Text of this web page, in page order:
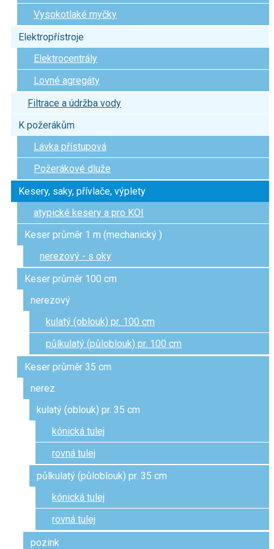
Vysokotlaké myčky
Elektropřístroje
Elektrocentrály
Lovné agregáty
Filtrace a údržba vody
K požerákům
Lávka přístupová
Požerákové dluže
Kesery, saky, přívlače, výplety
atypické kesery a pro KOI
Keser průměr 1 m (mechanický )
nerezový - s oky
Keser průměr 100 cm
nerezový
kulatý (oblouk) pr. 100 cm
půlkulatý (půloblouk) pr. 100 cm
Keser průměr 35 cm
nerez
kulatý (oblouk) pr. 35 cm
kónická tulej
rovná tulej
půlkulatý (půloblouk) pr. 35 cm
kónická tulej
rovná tulej
pozink